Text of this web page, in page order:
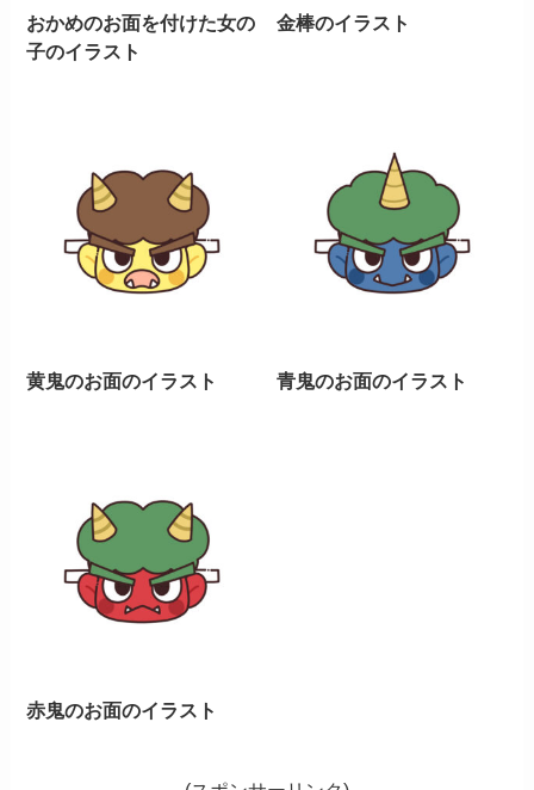
おかめのお面を付けた女の
子のイラスト
金棒のイラスト
黄鬼のお面のイラスト 青鬼のお面のイラスト
赤鬼のお面のイラスト